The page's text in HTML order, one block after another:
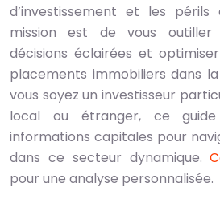
d’investissement et les périls
mission est de vous
décisions éclairées et
placements immobiliers dans
vous soyez un investisseur
local ou étranger, ce
informations capitales pour
dans ce secteur dynamique.
pour une analyse personnalisée.